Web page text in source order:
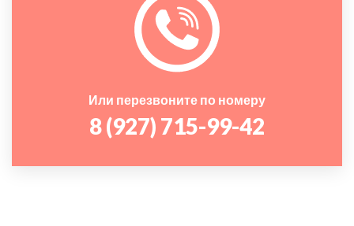
Или перезвоните по номеру
8 (927) 715-99-42